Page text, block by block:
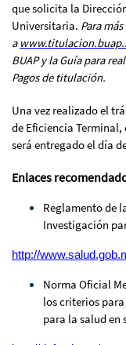
que solicita la
Universitaria. Para
a
BUAP y la Guía para
Pagos de titulación.
Una vez realizado el
de Eficiencia Terminal,
será entregado el día
Enlaces
Reglamento de
Investigación
http://
Norma Oficial
los criterios
para la salud en